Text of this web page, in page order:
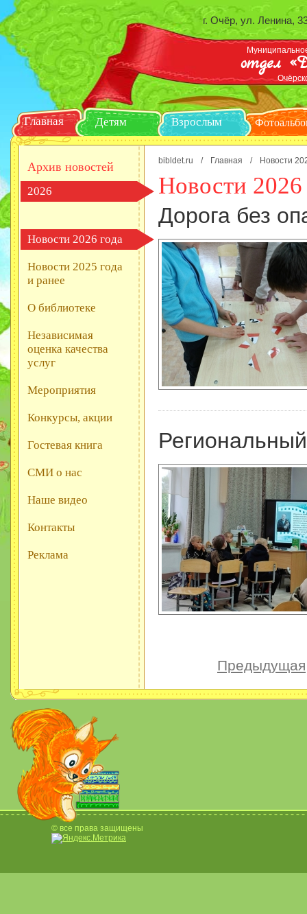
отдел
г. Очёр, ул. Ленина,
Главная Детям Взрослым
Архив новостей
2026
Новости 2026 года
Новости 2025 года
и ранее
О библиотеке
Независимая
оценка качества
услуг
Мероприятия
Конкурсы, акции
Гостевая книга
СМИ о нас
Наше видео
Контакты
Реклама
bibldet.ru / Главная / Новости
Новости 2026
Дорога без
Предыдущая
© все права защищены